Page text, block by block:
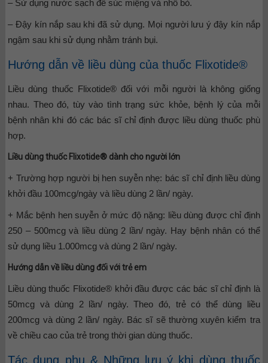
– Sử dụng nước sạch để súc miệng và nhổ bỏ.
– Đậy kín nắp sau khi đã sử dụng. Mọi người lưu ý đậy kín nắp
ngậm sau khi sử dụng nhằm tránh bụi.
Hướng dẫn về liều dùng của thuốc Flixotide®
Liều dùng thuốc Flixotide® đối với mỗi người là không giống
nhau. Theo đó, tùy vào tình trạng sức khỏe, bệnh lý của mỗi
bệnh nhân khi đó các bác sĩ chỉ định được liều dùng thuốc phù
hợp.
Liều dùng thuốc Flixotide® dành cho người lớn
+ Trường hợp người bị hen suyễn nhẹ: bác sĩ chỉ định liều dùng
khởi đầu 100mcg/ngày và liều dùng 2 lần/ ngày.
+ Mắc bệnh hen suyễn ở mức độ nặng: liều dùng được chỉ định
250 – 500mcg và liều dùng 2 lần/ ngày. Hay bệnh nhân có thể
sử dụng liều 1.000mcg và dùng 2 lần/ ngày.
Hướng dẫn về liều dùng đối với trẻ em
Liều dùng thuốc Flixotide® khởi đầu được các bác sĩ chỉ định là
50mcg và dùng 2 lần/ ngày. Theo đó, trẻ có thể dùng liều
200mcg và dùng 2 lần/ ngày. Bác sĩ sẽ thường xuyên kiểm tra
về chiều cao của trẻ trong thời gian dùng thuốc.
Tác dụng phụ & Những lưu ý khi dùng thuốc